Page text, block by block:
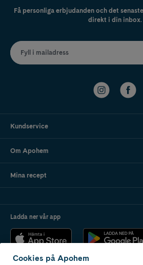
Få personliga erbjudanden och det
direkt i din inbox.
Fyll i mailadress
Kundservice
Om Apohem
Mina recept
Ladda ner vår app
Cookies på Apohem